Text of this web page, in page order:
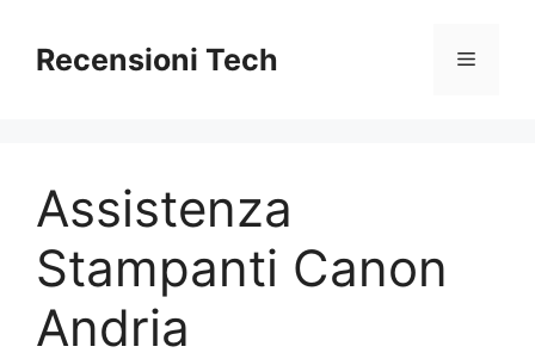
contenuto
Recensioni Tech Menu
Assistenza
Stampanti Canon
Andria